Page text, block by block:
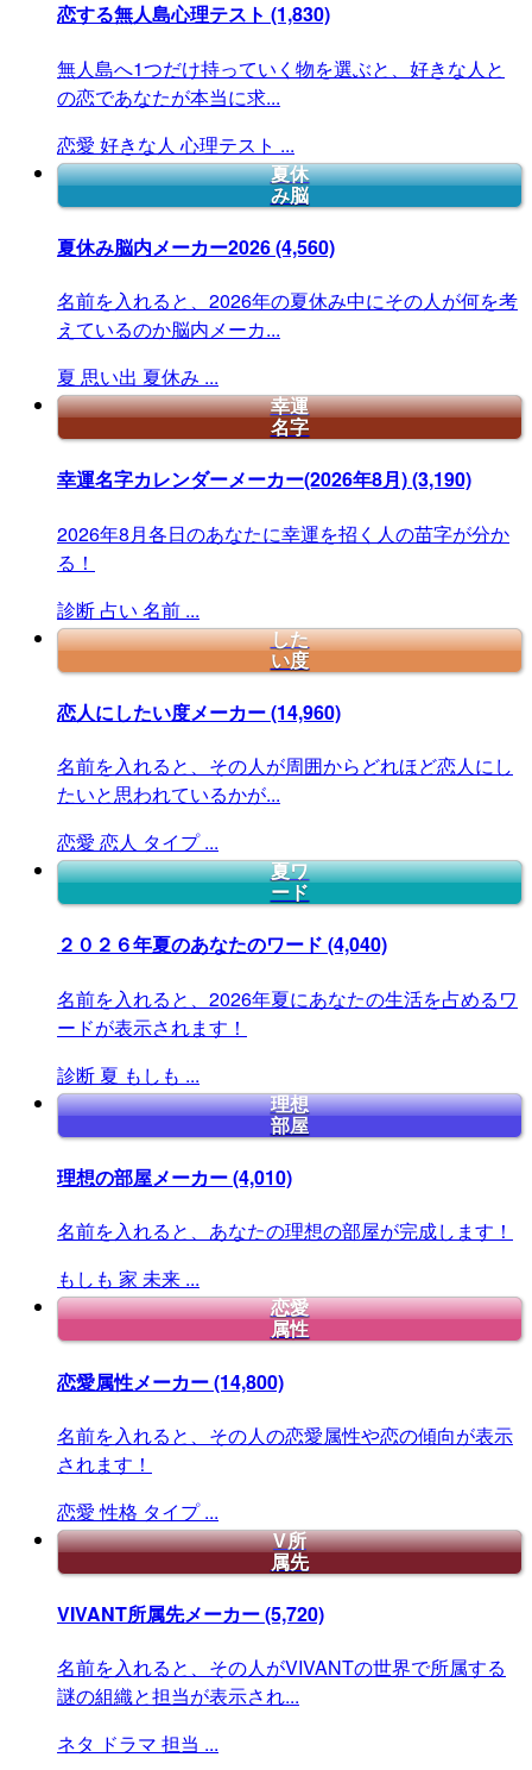
恋する無人島心理テスト (1,830)
無人島へ1つだけ持っていく物を選ぶと、好きな人と
の恋であなたが本当に求...
恋愛 好きな人 心理テスト ...
夏休
み脳
夏休み脳内メーカー2026(4,560)
名前を入れると、2026年の夏休み中にその人が何を考
えているのか脳内メーカ...
夏 思い出 夏休み ...
幸運
名字
幸運名字カレンダーメーカー(2026年8月)(3,190)
2026年8月各日のあなたに幸運を招く人の苗字が分か
る！
診断 占い 名前 ...
した
い度
恋人にしたい度メーカー(14,960)
名前を入れると、その人が周囲からどれほど恋人にし
たいと思われているかが...
恋愛 恋人 タイプ ...
夏ワ
ード
２０２６年夏のあなたのワード (4,040)
名前を入れると、2026年夏にあなたの生活を占めるワ
ードが表示されます！
診断 夏 もしも ...
理想
部屋
理想の部屋メーカー(4,010)
名前を入れると、あなたの理想の部屋が完成します！
もしも 家 未来 ...
恋愛
属性
恋愛属性メーカー(14,800)
名前を入れると、その人の恋愛属性や恋の傾向が表示
されます！
恋愛 性格 タイプ ...
V所
属先
VIVANT所属先メーカー(5,720)
名前を入れると、その人がVIVANTの世界で所属する
謎の組織と担当が表示され...
ネタ ドラマ 担当 ...